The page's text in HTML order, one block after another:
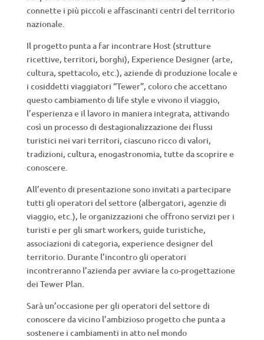
connette i più piccoli e affascinanti centri del territorio
nazionale.
Il progetto punta a far incontrare Host (strutture
ricettive, territori, borghi), Experience Designer (arte,
cultura, spettacolo, etc.), aziende di produzione locale e
i cosiddetti viaggiatori “Tewer”, coloro che accettano
questo cambiamento di life style e vivono il viaggio,
l’esperienza e il lavoro in maniera integrata, attivando
così un processo di destagionalizzazione dei flussi
turistici nei vari territori, ciascuno ricco di valori,
tradizioni, cultura, enogastronomia, tutte da scoprire e
conoscere.
All’evento di presentazione sono invitati a partecipare
tutti gli operatori del settore (albergatori, agenzie di
viaggio, etc.), le organizzazioni che offrono servizi per i
turisti e per gli smart workers, guide turistiche,
associazioni di categoria, experience designer del
territorio. Durante l’incontro gli operatori
incontreranno l’azienda per avviare la co-progettazione
dei Tewer Plan.
Sarà un’occasione per gli operatori del settore di
conoscere da vicino l’ambizioso progetto che punta a
sostenere i cambiamenti in atto nel mondo